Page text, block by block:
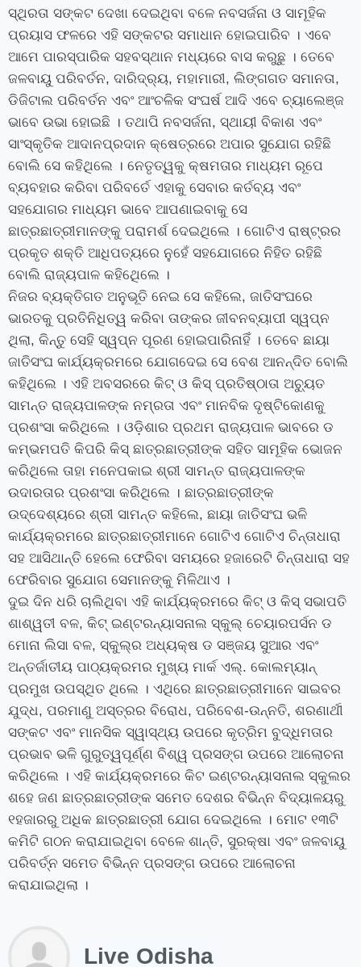
ସ୍ଥିରତା ସଙ୍କଟ ଦେଖା ଦେଇଥିବା ବଳେ ନବସର୍ଜନା ଓ ସାମୂହିକ
ପ୍ରୟାସ ଫଳରେ ଏହି ସଙ୍କଟର ସମାଧାନ ହୋଇପାରିବ । ଏବେ
ଆମେ ପାରସ୍ପାରିକ ସହବସ୍ଥାନ ମଧ୍ୟରେ ବାସ କରୁଛୁ । ତେବେ
ଜଳବାୟୁ ପରିବର୍ତନ, ଦାରିଦ୍ର‌୍ୟ, ମହାମାରୀ, ଲିଙ୍ଗଗତ ସମାନତା,
ଡିଜିଟାଲ ପରିବର୍ତନ ଏବଂ ଆଂଚଳିକ ସଂଘର୍ଷ ଆଦି ଏବେ ଚ୍ୟାଲେଞ୍ଜ
ଭାବେ ଉଭା ହୋଇଛି । ତଥାପି ନବସର୍ଜନା, ସ୍ଥାୟୀ ବିକାଶ ଏବଂ
ସାଂସ୍କୃତିକ ଆଦାନପ୍ରଦାନ କ୍ଷେତ୍ରରେ ଅପାର ସୁଯୋଗ ରହିଛି
ବୋଲି ସେ କହିଥିଲେ । ନେତୃତ୍ୱକୁ କ୍ଷମତାର ମାଧ୍ୟମ ରୂପେ
ବ୍ୟବହାର କରିବା ପରିବର୍ତେ ଏହାକୁ ସେବାର କର୍ତବ୍ୟ ଏବଂ
ସହଯୋଗର ମାଧ୍ୟମ ଭାବେ ଆପଣାଇବାକୁ ସେ
ଛାତ୍ରଛାତ୍ରୀମାନଙ୍କୁ ପରାମର୍ଶ ଦେଇଥିଲେ । ଗୋଟିଏ ରାଷ୍ଟ୍ରର
ପ୍ରକୃତ ଶକ୍ତି ଆଧିପତ୍ୟରେ ନୁହେଁ ସହଯୋଗରେ ନିହିତ ରହିଛି
ବୋଲି ରାଜ୍ୟପାଳ କହିଥିେଲେ ।
ନିଜର ବ୍ୟକ୍ତିଗତ ଅନୁଭୂତି ନେଇ ସେ କହିଲେ, ଜାତିସଂଘରେ
ଭାରତକୁ ପ୍ରତିନିଧିତ୍ୱ କରିବା ତାଙ୍କର ଜୀବନବ୍ୟାପୀ ସ୍ୱପ୍ନ
ଥିଲା, କିନ୍ତୁ ସେହି ସ୍ୱପ୍ନ ପୂରଣ ହୋଇପାରିନାହିଁ । ତେବେ ଛାୟା
ଜାତିସଂଘ କାର୍ଯ୍ୟକ୍ରମରେ ଯୋଗଦେଇ ସେ ବେଶ ଆନନ୍ଦିତ ବୋଲି
କହିଥିଲେ । ଏହି ଅବସରରେ କିଟ୍ ଓ କିସ୍ ପ୍ରତିଷ୍ଠାତା ଅଚ୍ୟୁତ
ସାମନ୍ତ ରାଜ୍ୟପାଳଙ୍କ ନମ୍ରତା ଏବଂ ମାନବିକ ଦୃଷ୍ଟିକୋଣକୁ
ପ୍ରଶଂସା କରିଥିଲେ । ଓଡ଼ିଶାର ପ୍ରଥମ ରାଜ୍ୟପାଳ ଭାବରେ ଡ
କମ୍ଭମପତି କିପରି କିସ୍ ଛାତ୍ରଛାତ୍ରୀଙ୍କ ସହିତ ସାମୂହିକ ଭୋଜନ
କରିଥିଲେ ତାହା ମନେପକାଇ ଶ୍ରୀ ସାମନ୍ତ ରାଜ୍ୟପାଳଙ୍କ
ଉଦାରତାର ପ୍ରଶଂସା କରିଥିଲେ । ଛାତ୍ରଛାତ୍ରୀଙ୍କ
ଉଦ୍ଦେଶ୍ୟରେ ଶ୍ରୀ ସାମନ୍ତ କହିଲେ, ଛାୟା ଜାତିସଂଘ ଭଳି
କାର୍ଯ୍ୟକ୍ରମରେ ଛାତ୍ରଛାତ୍ରୀମାନେ ଗୋଟିଏ ଗୋଟିଏ ଚିନ୍ତାଧାରା
ସହ ଆସିଥାନ୍ତି ହେଲେ ଫେରିବା ସମୟରେ ହଜାରେଟି ଚିନ୍ତାଧାରା ସହ
ଫେରିବାର ସୁଯୋଗ ସେମାନଙ୍କୁ ମିଳିଥାଏ ।
ଦୁଇ ଦିନ ଧରି ଚାଲିଥିବା ଏହି କାର୍ଯ୍ୟକ୍ରମରେ କିଟ୍ ଓ କିସ୍ ସଭାପତି
ଶାଶ୍ୱତୀ ବଳ, କିଟ୍ ଇଣ୍ଟରନ୍ୟାସନାଲ ସ୍କୁଲ୍‍ ଚେୟାରପର୍ସନ ଡ
ମୋନା ଲିସା ବଳ, ସ୍କୁଲ୍‌ର ଅଧ୍ୟକ୍ଷ ଡ ସଞ୍ଜୟ ସୁଆର ଏବଂ
ଅନ୍ତର୍ଜାତୀୟ ପାଠ୍ୟକ୍ରମର ମୁଖ୍ୟ ମାର୍କ ଏଲ୍‌. କୋଲମ୍ୟାନ୍
ପ୍ରମୁଖ ଉପସ୍ଥିତ ଥିଲେ । ଏଥିରେ ଛାତ୍ରଛାତ୍ରୀମାନେ ସାଇବର
ଯୁଦ୍ଧ, ପରମାଣୁ ଅସ୍ତ୍ରର ବିରୋଧ, ପରିବେଶ-ଉନ୍ନତି, ଶରଣାର୍ଥୀ
ସଙ୍କଟ ଏବଂ ମାନସିକ ସ୍ୱାସ୍ଥ୍ୟ ଉପରେ କୃତ୍ରିମ ବୁଦ୍ଧିମତାର
ପ୍ରଭାବ ଭଳି ଗୁରୁତ୍ୱପୂର୍ଣ୍ଣ ବିଶ୍ୱ ପ୍ରସଙ୍ଗ ଉପରେ ଆଲୋଚନା
କରିଥିଲେ । ଏହି କାର୍ଯ୍ୟକ୍ରମରେ କିଟ ଇଣ୍ଟରନ୍ୟାସନାଲ ସ୍କୁଲର
ଶହେ ଜଣ ଛାତ୍ରଛାତ୍ରୀଙ୍କ ସମେତ ଦେଶର ବିଭିନ୍ନ ବିଦ୍ୟାଳୟରୁ
୧ହଜାରରୁ ଅଧିକ ଛାତ୍ରଛାତ୍ରୀ ଯୋଗ ଦେଇଥିଲେ । ମୋଟ ୧୩ଟି
କମିଟି ଗଠନ କରାଯାଇଥିବା ବେଳେ ଶାନ୍ତି, ସୁରକ୍ଷା ଏବଂ ଜଳବାୟୁ
ପରିବର୍ତ୍‌ନ ସମେତ ବିଭିନ୍ନ ପ୍ରସଙ୍ଗ ଉପରେ ଆଲୋଚନା
କରାଯାଇଥିଲା ।
Live Odisha